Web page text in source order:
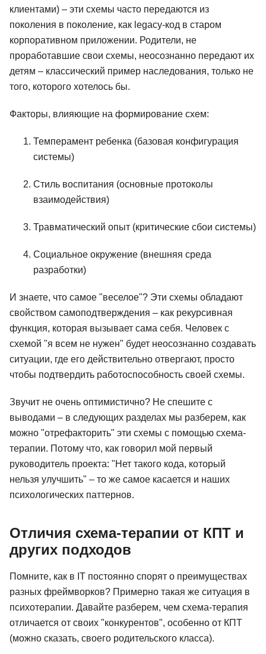
клиентами) – эти схемы часто передаются из
поколения в поколение, как legacy-код в старом
корпоративном приложении. Родители, не
проработавшие свои схемы, неосознанно передают их
детям – классический пример наследования, только не
того, которого хотелось бы.
Факторы, влияющие на формирование схем:
Темперамент ребенка (базовая конфигурация
системы)
Стиль воспитания (основные протоколы
взаимодействия)
Травматический опыт (критические сбои системы)
Социальное окружение (внешняя среда
разработки)
И знаете, что самое "веселое"? Эти схемы обладают
свойством самоподтверждения – как рекурсивная
функция, которая вызывает сама себя. Человек с
схемой "я всем не нужен" будет неосознанно создавать
ситуации, где его действительно отвергают, просто
чтобы подтвердить работоспособность своей схемы.
Звучит не очень оптимистично? Не спешите с
выводами – в следующих разделах мы разберем, как
можно "отрефакторить" эти схемы с помощью схема-
терапии. Потому что, как говорил мой первый
руководитель проекта: "Нет такого кода, который
нельзя улучшить" – то же самое касается и наших
психологических паттернов.
Отличия схема-терапии от КПТ и
других подходов
Помните, как в IT постоянно спорят о преимуществах
разных фреймворков? Примерно такая же ситуация в
психотерапии. Давайте разберем, чем схема-терапия
отличается от своих "конкурентов", особенно от КПТ
(можно сказать, своего родительского класса).
Психология:
управление эмоциями
Психолог-